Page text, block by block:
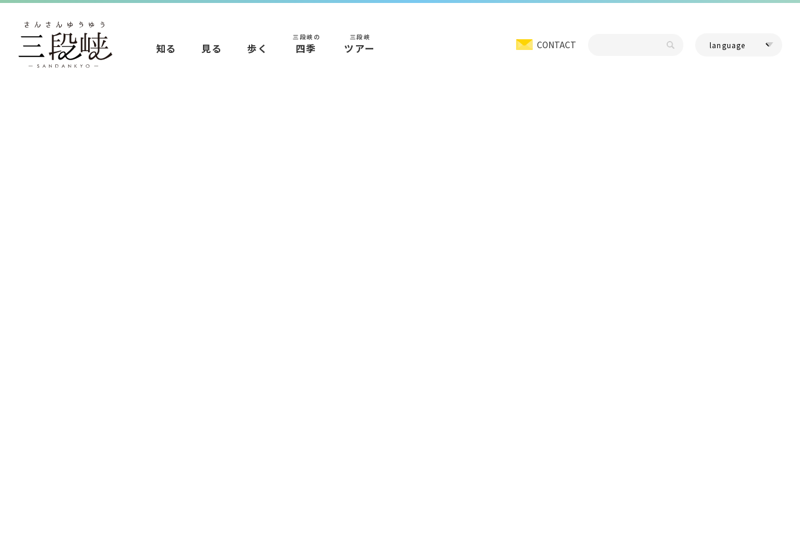
知る 見る 歩く
三段峡の
四季
三段峡
ツアー CONTACT